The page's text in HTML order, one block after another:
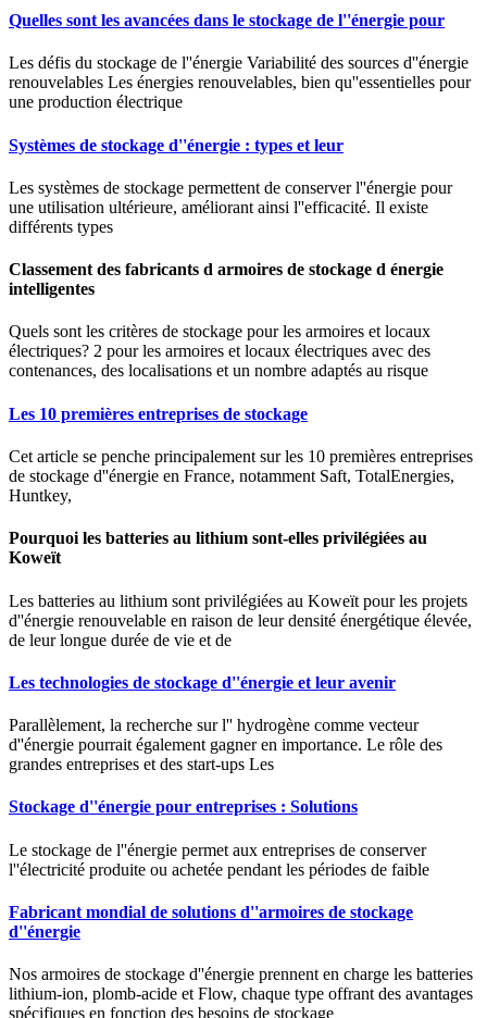
Quelles sont les avancées dans le stockage de l''énergie pour
Les défis du stockage de l''énergie Variabilité des sources d''énergie
renouvelables Les énergies renouvelables, bien qu''essentielles pour
une production électrique
Systèmes de stockage d''énergie : types et leur
Les systèmes de stockage permettent de conserver l''énergie pour
une utilisation ultérieure, améliorant ainsi l''efficacité. Il existe
différents types
Classement des fabricants d armoires de stockage d énergie
intelligentes
Quels sont les critères de stockage pour les armoires et locaux
électriques? 2 pour les armoires et locaux électriques avec des
contenances, des localisations et un nombre adaptés au risque
Les 10 premières entreprises de stockage
Cet article se penche principalement sur les 10 premières entreprises
de stockage d''énergie en France, notamment Saft, TotalEnergies,
Huntkey,
Pourquoi les batteries au lithium sont-elles privilégiées au
Koweït
Les batteries au lithium sont privilégiées au Koweït pour les projets
d''énergie renouvelable en raison de leur densité énergétique élevée,
de leur longue durée de vie et de
Les technologies de stockage d''énergie et leur avenir
Parallèlement, la recherche sur l'' hydrogène comme vecteur
d''énergie pourrait également gagner en importance. Le rôle des
grandes entreprises et des start-ups Les
Stockage d''énergie pour entreprises : Solutions
Le stockage de l''énergie permet aux entreprises de conserver
l''électricité produite ou achetée pendant les périodes de faible
Fabricant mondial de solutions d''armoires de stockage
d''énergie
Nos armoires de stockage d''énergie prennent en charge les batteries
lithium-ion, plomb-acide et Flow, chaque type offrant des avantages
spécifiques en fonction des besoins de stockage